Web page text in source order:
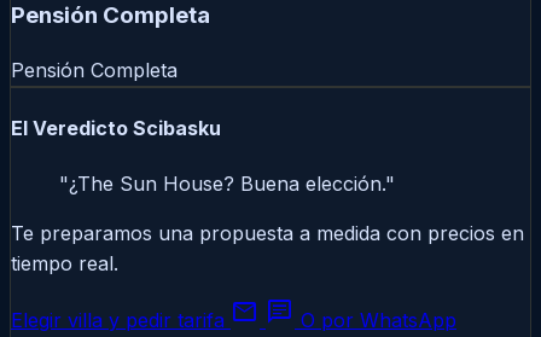
Pensión Completa
Pensión Completa
El Veredicto Scibasku
"¿The Sun House? Buena elección."
Te preparamos una propuesta a medida con precios en
tiempo real.
Elegir villa y pedir tarifa mail chat O por WhatsApp